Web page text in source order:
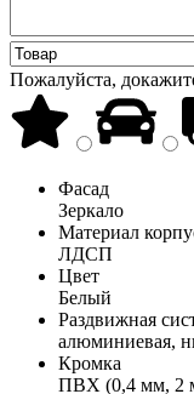
Пожалуйста,
Фасад
Зеркало
Материал
ЛДСП
Цвет
Белый
Раздвижная
алюминиевая,
Кромка
ПВХ (0,4 мм, 2